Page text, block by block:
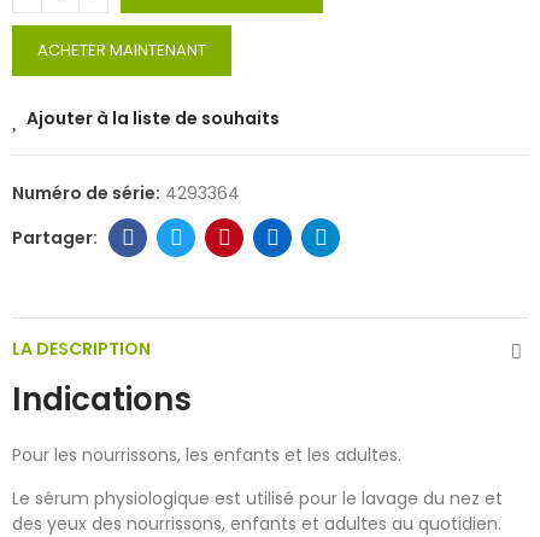
ACHETER MAINTENANT
Ajouter à la liste de souhaits
Numéro de série: 4293364
LA DESCRIPTION
Indications
Pour les nourrissons, les enfants et les adultes.
Le sérum physiologique est utilisé pour le lavage du nez et
des yeux des nourrissons, enfants et adultes au quotidien.